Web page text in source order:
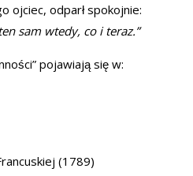
ojciec, odparł spokojnie:
sam wtedy, co i teraz.”
pojawiają się w:
(1789)